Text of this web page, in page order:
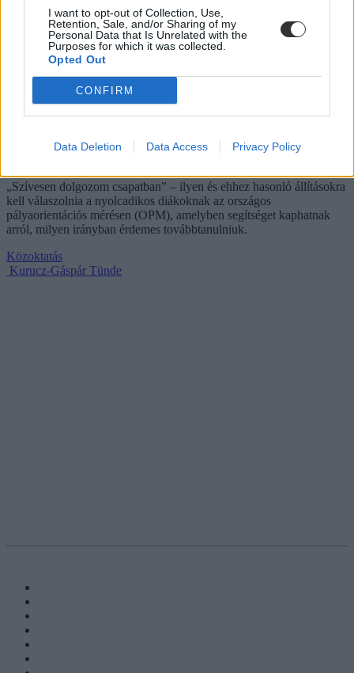
I want to opt-out of Collection, Use,
Retention, Sale, and/or Sharing of my
Personal Data that Is Unrelated with the
Purposes for which it was collected.
Opted Out
CONFIRM
Data Deletion Data Access Privacy Policy
Mi az az OPM, és miért kell minden nyolcadikosnak
megírni?
„Szívesen dolgozom csapatban” – ilyen és ehhez hasonló állításokra
kell válaszolnia a nyolcadikos diákoknak az országos
pályaorientációs mérésen (OPM), amelyben segítséget kaphatnak
arról, milyen irányban érdemes továbbtanulniuk.
Közoktatás
Kurucz-Gáspár Tünde